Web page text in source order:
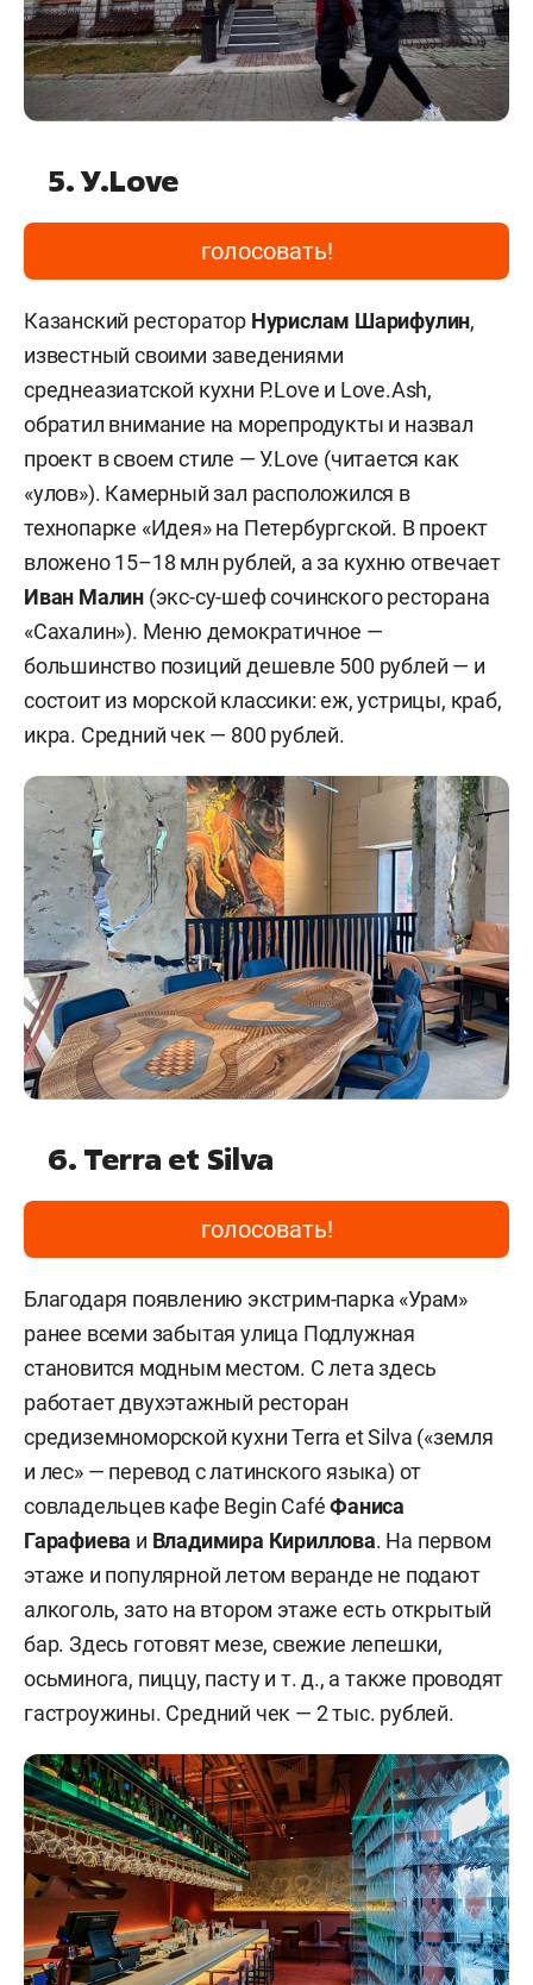
5. У.Love
голосовать!
Казанский ресторатор Нурислам Шарифулин,
известный своими заведениями
среднеазиатской кухни P.Love и Love.Ash,
обратил внимание на морепродукты и назвал
проект в своем стиле — У.Love (читается как
«улов»). Камерный зал расположился в
технопарке «Идея» на Петербургской. В проект
вложено 15–18 млн рублей, а за кухню отвечает
Иван Малин (экс-су-шеф сочинского ресторана
«Сахалин»). Меню демократичное —
большинство позиций дешевле 500 рублей — и
состоит из морской классики: еж, устрицы, краб,
икра. Средний чек — 800 рублей.
6. Terra et Silva
голосовать!
Благодаря появлению экстрим-парка «Урам»
ранее всеми забытая улица Подлужная
становится модным местом. С лета здесь
работает двухэтажный ресторан
средиземноморской кухни Terra et Silva («земля
и лес» — перевод с латинского языка) от
совладельцев кафе Begin CaféФаниса
Гарафиева и Владимира Кириллова. На первом
этаже и популярной летом веранде не подают
алкоголь, зато на втором этаже есть открытый
бар. Здесь готовят мезе, свежие лепешки,
осьминога, пиццу, пасту и т. д., а также проводят
гастроужины. Средний чек — 2 тыс. рублей.